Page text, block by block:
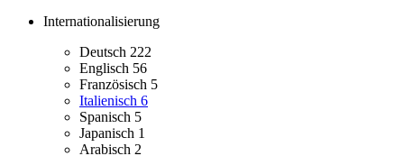
Internationalisierung
Deutsch 222
Englisch 56
Französisch 5
Italienisch 6
Spanisch 5
Japanisch 1
Arabisch 2